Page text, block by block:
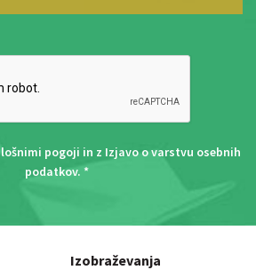
pogoji in z Izjavo o varstvu osebnih
podatkov. *
Izobraževanja